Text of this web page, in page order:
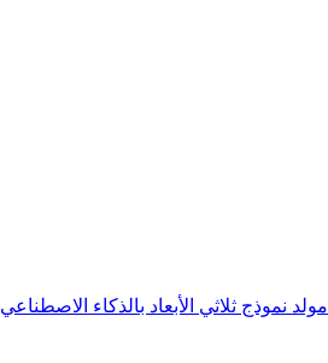
مولد نموذج ثلاثي الأبعاد بالذكاء الاصطناعي